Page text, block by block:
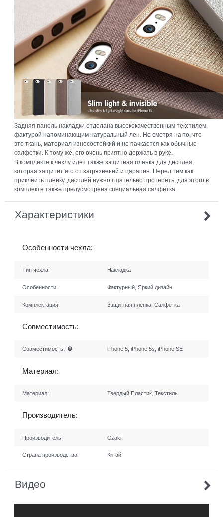
Задняя панель накладки отделана высококачественным текстилем,
фактурой напоминающим натуральный лен. Не смотря на то, что
это ткань, материал износостойкий и не пачкается как обычные
салфетки. К тому же, его очень приятно держать в руке.
В комплекте к чехлу идет также защитная пленка для дисплея,
которая защитит его от загрязнений и царапин. Перед тем как
приклеить пленку, дисплей нужно тщательно протереть, для этого в
комплекте также предусмотрена специальная салфетка.
Характеристики
Особенности чехла:
Тип чехла: Накладка
Особенности: Фактурный, Яркий дизайн
Комплектация: Защитная плёнка, Салфетка
Совместимость:
Совместимость: iPhone 5, iPhone 5s, iPhone SE
Материал:
Материал: Твердый Пластик, Текстиль
Производитель:
Производитель: Ozaki
Страна производства: Китай
Видео